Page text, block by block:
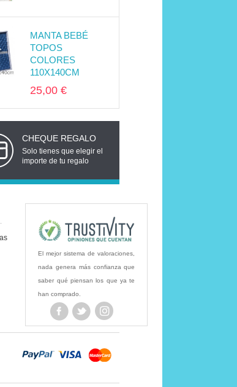
MANTA BEBÉ
TOPOS
COLORES
110X140CM
25,00 €
CHEQUE REGALO
Solo tienes que elegir el
importe de tu regalo
El mejor sistema de valoraciones,
nada genera más confianza que
saber qué piensan los que ya te
han comprado.